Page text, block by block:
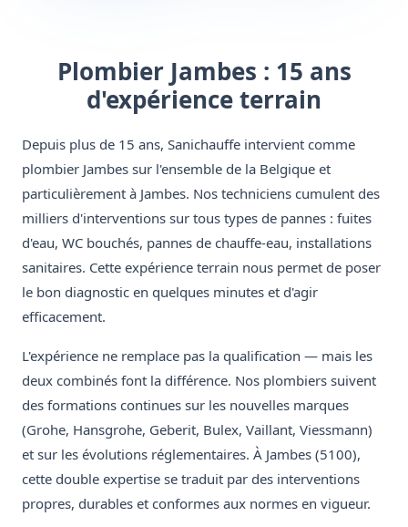
Plombier Jambes : 15 ans
d'expérience terrain
Depuis plus de 15 ans, Sanichauffe intervient comme
plombier Jambes sur l'ensemble de la Belgique et
particulièrement à Jambes. Nos techniciens cumulent des
milliers d'interventions sur tous types de pannes : fuites
d'eau, WC bouchés, pannes de chauffe-eau, installations
sanitaires. Cette expérience terrain nous permet de poser
le bon diagnostic en quelques minutes et d'agir
efficacement.
L'expérience ne remplace pas la qualification — mais les
deux combinés font la différence. Nos plombiers suivent
des formations continues sur les nouvelles marques
(Grohe, Hansgrohe, Geberit, Bulex, Vaillant, Viessmann)
et sur les évolutions réglementaires. À Jambes (5100),
cette double expertise se traduit par des interventions
propres, durables et conformes aux normes en vigueur.